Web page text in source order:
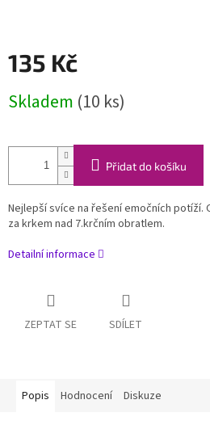
135 Kč
cena:
Skladem (10 ks)
Přidat do košíku
Nejlepší svíce na řešení emočních potíží.
za krkem nad 7.krčním obratlem.
Detailní informace
ZEPTAT SE SDÍLET
Popis Hodnocení Diskuze